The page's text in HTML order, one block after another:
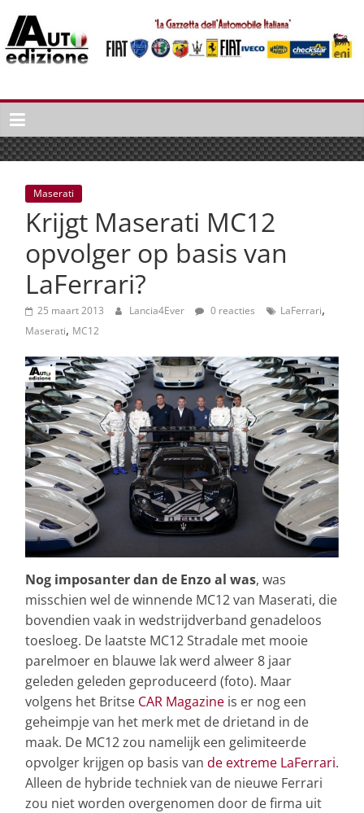
naar
inhoud
Auto
Edizione
La
Gazetta
dell'Automobile
Italiana
autonieuws
lifestyle
Maserati
Krijgt Maserati MC12
opvolger op basis van
LaFerrari?
25 maart 2013 Lancia4Ever 0 reacties LaFerrari,
Maserati, MC12
Nog imposanter dan de Enzo al was, was
misschien wel de winnende MC12 van Maserati, die
bovendien vaak in wedstrijdverband genadeloos
toesloeg. De laatste MC12 Stradale met mooie
parelmoer en blauwe lak werd alweer 8 jaar
geleden geleden geproduceerd (foto). Maar
volgens het Britse CAR Magazine is er nog een
geheimpje van het merk met de drietand in de
maak. De MC12 zou namelijk een gelimiteerde
opvolger krijgen op basis van de extreme LaFerrari.
Alleen de hybride techniek van de nieuwe Ferrari
zou niet worden overgenomen door de firma uit